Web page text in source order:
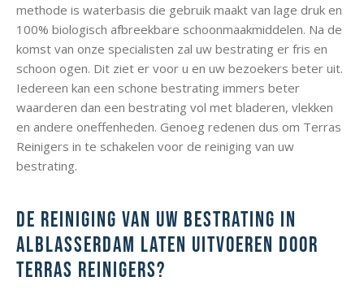
methode is waterbasis die gebruik maakt van lage druk en
100% biologisch afbreekbare schoonmaakmiddelen. Na de
komst van onze specialisten zal uw bestrating er fris en
schoon ogen. Dit ziet er voor u en uw bezoekers beter uit.
Iedereen kan een schone bestrating immers beter
waarderen dan een bestrating vol met bladeren, vlekken
en andere oneffenheden. Genoeg redenen dus om Terras
Reinigers in te schakelen voor de reiniging van uw
bestrating.
De reiniging van uw bestrating in
Alblasserdam laten uitvoeren door
Terras Reinigers?